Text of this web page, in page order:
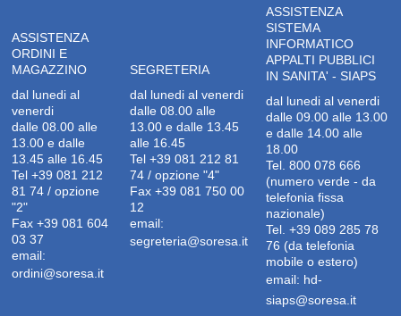
ASSISTENZA
ORDINI E
MAGAZZINO
dal lunedi al
venerdi
dalle 08.00 alle
13.00 e dalle
13.45 alle 16.45
Tel +39 081 212
81 74 / opzione
"2"
Fax +39 081 604
03 37
email:
ordini@soresa.it
SEGRETERIA
dal lunedi al venerdi
dalle 08.00 alle
13.00 e dalle 13.45
alle 16.45
Tel +39 081 212 81
74 / opzione "4"
Fax +39 081 750 00
12
email:
segreteria@soresa.it
ASSISTENZA
SISTEMA
INFORMATICO
APPALTI PUBBLICI
IN SANITA' - SIAPS
dal lunedi al venerdi
dalle 09.00 alle 13.00
e dalle 14.00 alle
18.00
Tel. 800 078 666
(numero verde - da
telefonia fissa
nazionale)
Tel. +39 089 285 78
76 (da telefonia
mobile o estero)
email: hd-
siaps@soresa.it